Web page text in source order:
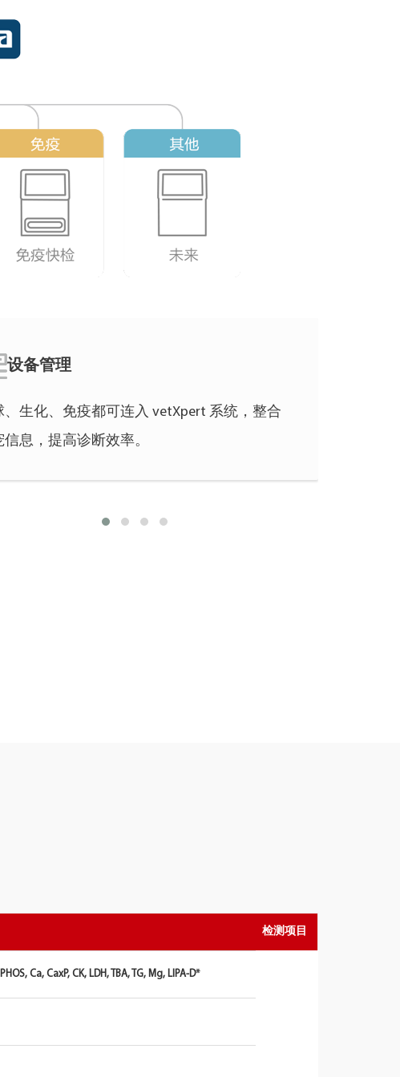
设备管理
、生化、免疫都可连入 vetXpert 系统，整合
信息，提高诊断效率。
检测项目
Ca, CaxP, CK, LDH, TBA, TG, Mg, LIPA-D*